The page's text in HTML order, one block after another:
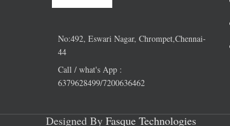
No:492, Eswari Nagar, Chrompet,Chennai-
44
Call / what's App :
6379628499/7200636462
Designed By Fasque Technologies